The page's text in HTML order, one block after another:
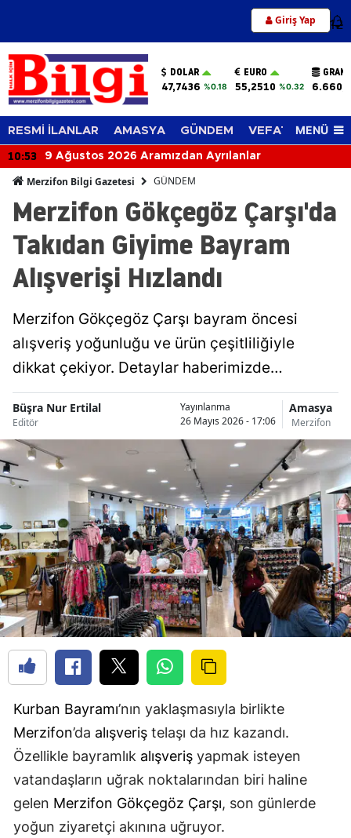
Giriş Yap 12
DOLAR
47,7436 %0.18
EURO
55,2510 %0.32
RESMİ İLANLAR AMASYA GÜNDEM VEFAT EDENLER
MENÜ
10:53 9 Ağustos 2026 Aramızdan Ayrılanlar
Merzifon Bilgi Gazetesi GÜNDEM
Merzifon Gökçegöz Çarşı'da
Takıdan Giyime Bayram
Alışverişi Hızlandı
Merzifon Gökçegöz Çarşı bayram öncesi
alışveriş yoğunluğu ve ürün çeşitliliğiyle
dikkat çekiyor. Detaylar haberimizde…
Büşra Nur Ertilal
Editör
Yayınlanma
26 Mayıs 2026 - 17:06
Amasya
Merzifon
Kurban Bayramı’nın yaklaşmasıyla birlikte
Merzifon’da alışveriş telaşı da hız kazandı.
Özellikle bayramlık alışveriş yapmak isteyen
vatandaşların uğrak noktalarından biri haline
gelen Merzifon Gökçegöz Çarşı, son günlerde
yoğun ziyaretçi akınına uğruyor.